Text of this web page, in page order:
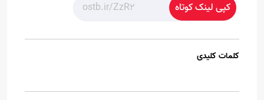
کپی لینک کوتاه
کلمات کلیدی